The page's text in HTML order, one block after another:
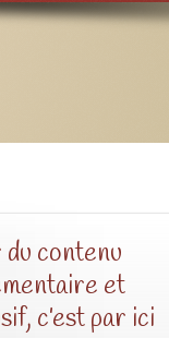
contenu
et
c’est par ici